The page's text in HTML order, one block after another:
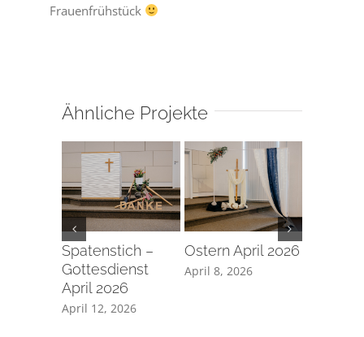
Frauenfrühstück
Ähnliche Projekte
Spatenstich –
Gottesdienst
April 2026
April 12, 2026
Ostern April 2026
April 8, 2026